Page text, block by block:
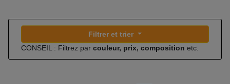
Filtrer et trier
CONSEIL : Filtrez par couleur, prix, composition etc.